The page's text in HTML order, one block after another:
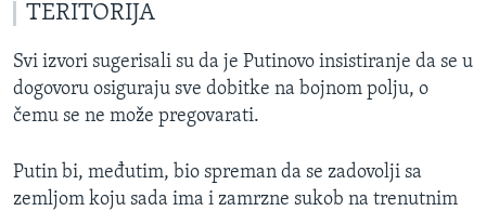
TERITORIJA
Svi izvori sugerisali su da je Putinovo insistiranje da se u
dogovoru osiguraju sve dobitke na bojnom polju, o
čemu se ne može pregovarati.
Putin bi, međutim, bio spreman da se zadovolji sa
zemljom koju sada ima i zamrzne sukob na trenutnim